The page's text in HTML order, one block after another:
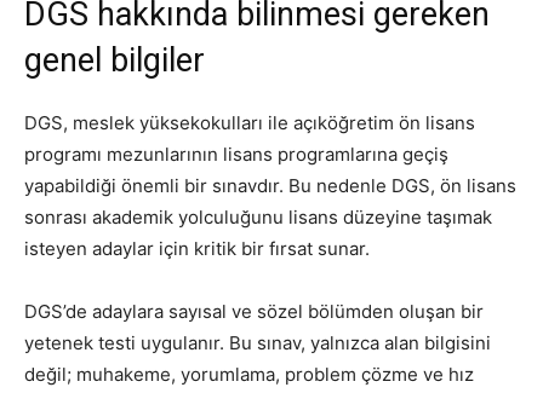
DGS hakkında bilinmesi gereken
genel bilgiler
DGS, meslek yüksekokulları ile açıköğretim ön lisans
programı mezunlarının lisans programlarına geçiş
yapabildiği önemli bir sınavdır. Bu nedenle DGS, ön lisans
sonrası akademik yolculuğunu lisans düzeyine taşımak
isteyen adaylar için kritik bir fırsat sunar.
DGS’de adaylara sayısal ve sözel bölümden oluşan bir
yetenek testi uygulanır. Bu sınav, yalnızca alan bilgisini
değil; muhakeme, yorumlama, problem çözme ve hız